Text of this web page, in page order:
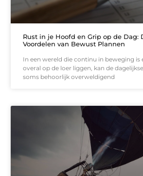
Rust in je Hoofd en Grip op de Dag:
Voordelen van Bewust Plannen
In een wereld die continu in beweging is
overal op de loer liggen, kan de
soms behoorlijk overweldigend